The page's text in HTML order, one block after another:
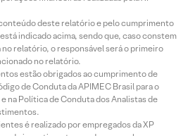
deste relatório e pelo cumprimento
indicado acima, sendo que, caso constem
no relatório, o responsável será o primeiro
no relatório.
estão obrigados ao cumprimento de
de Conduta da APIMEC Brasil para o
na Política de Conduta dos Analistas de
é realizado por empregados da XP